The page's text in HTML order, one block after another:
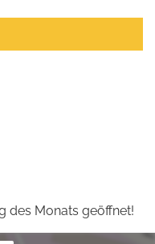
des Monats geöffnet!